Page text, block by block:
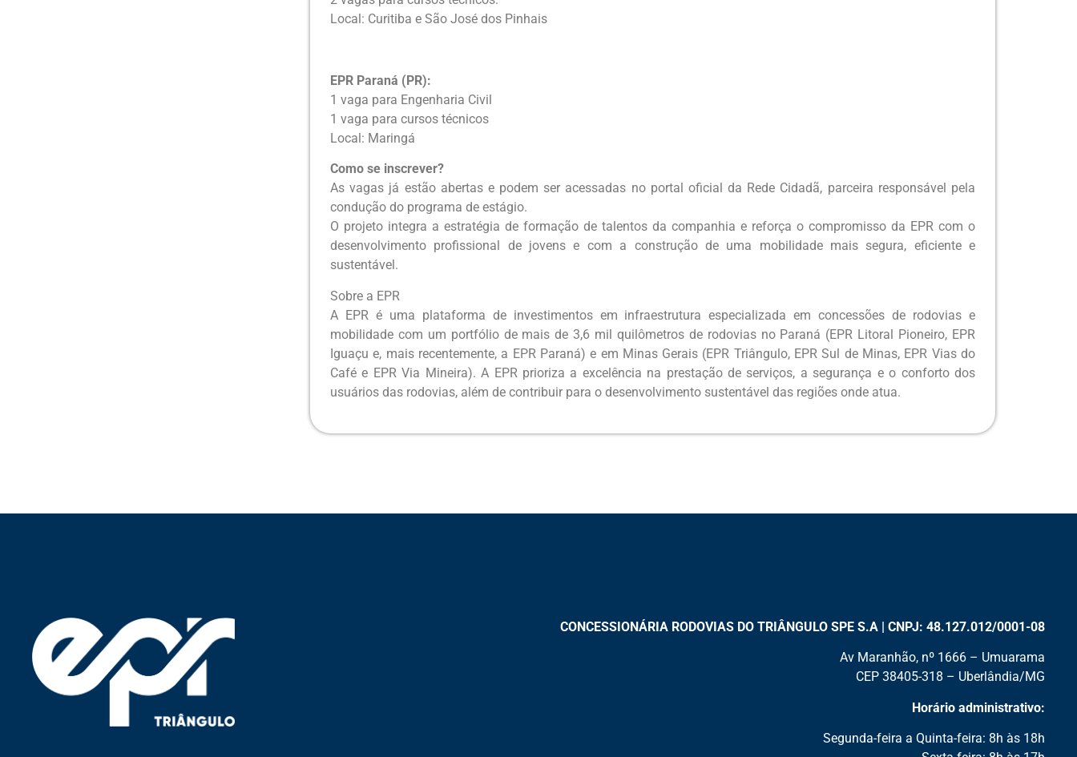
Local: Curitiba e São José dos Pinhais
EPR Paraná (PR):
1 vaga para Engenharia Civil
1 vaga para cursos técnicos
Local: Maringá
Como se inscrever?
As vagas já estão abertas e podem ser acessadas no portal oficial da Rede Cidadã, parceira responsável pela
condução do programa de estágio.
O projeto integra a estratégia de formação de talentos da companhia e reforça o compromisso da EPR com o
desenvolvimento profissional de jovens e com a construção de uma mobilidade mais segura, eficiente e
sustentável.
Sobre a EPR
A EPR é uma plataforma de investimentos em infraestrutura especializada em concessões de rodovias e
mobilidade com um portfólio de mais de 3,6 mil quilômetros de rodovias no Paraná (EPR Litoral Pioneiro, EPR
Iguaçu e, mais recentemente, a EPR Paraná) e em Minas Gerais (EPR Triângulo, EPR Sul de Minas, EPR Vias do
Café e EPR Via Mineira). A EPR prioriza a excelência na prestação de serviços, a segurança e o conforto dos
usuários das rodovias, além de contribuir para o desenvolvimento sustentável das regiões onde atua.
CONCESSIONÁRIA RODOVIAS DO TRIÂNGULO SPE S.A | CNPJ: 48.127.012/0001-08
Av Maranhão, nº 1666 – Umuarama
CEP 38405-318 – Uberlândia/MG
Horário administrativo:
Segunda-feira a Quinta-feira: 8h às 18h